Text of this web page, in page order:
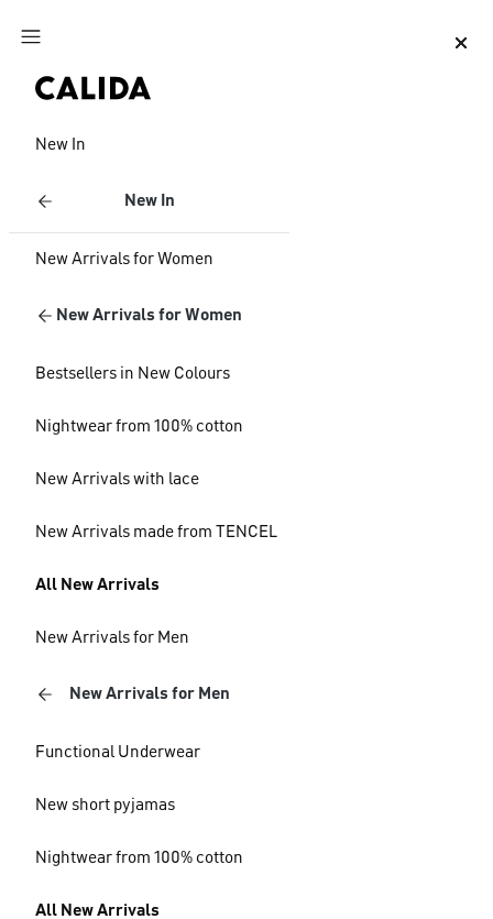
Jump to main content
New In
New In
New Arrivals for Women
New Arrivals for Women
Bestsellers in New Colours
Nightwear from 100% cotton
New Arrivals with lace
New Arrivals made from TENCEL
All New Arrivals
New Arrivals for Men
New Arrivals for Men
Functional Underwear
New short pyjamas
Nightwear from 100% cotton
All New Arrivals